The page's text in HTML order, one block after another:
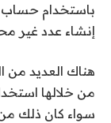
باستخدام
إنشاء عدد غير
هناك العديد من
سواء كان ذلك